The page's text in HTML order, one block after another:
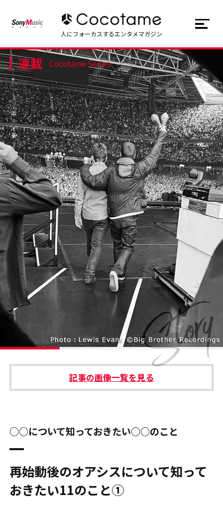
トップ Top
記事一覧 Articles
連載一覧 Series
Cocotameとは About
#エンタメ業界のちょっといい話
#サステナブルな取り組み #スタッフが語る
#リクルート
運営会社 プライバシーポリシー
本サイトご利用にあたって Cookie Settings
JP EN
人にフォーカスするエンタメマガジン
連載 Cocotame Series
記事の画像一覧を見る
○○について知っておきたい○○のこと
再始動後のオアシスについて知って
おきたい11のこと①